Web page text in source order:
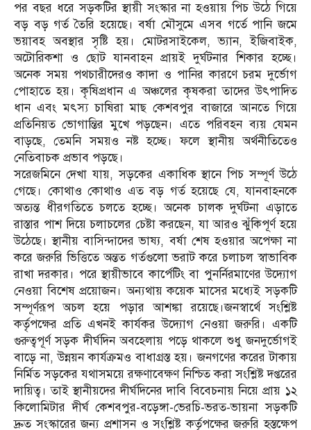
পর বছর ধরে সড়কটির স্থায়ী সংস্কার না হওয়ায় পিচ উঠে গিয়ে
বড় বড় গর্ত তৈরি হয়েছে। বর্ষা মৌসুমে এসব গর্তে পানি জমে
ভয়াবহ অবস্থার সৃষ্টি হয়। মোটরসাইকেল, ভ্যান, ইজিবাইক,
অটোরিকশা ও ছোট যানবাহন প্রায়ই দুর্ঘটনার শিকার হচ্ছে।
অনেক সময় পথচারীদেরও কাদা ও পানির কারণে চরম দুর্ভোগ
পোহাতে হয়। কৃষিপ্রধান এ অঞ্চলের কৃষকরা তাদের উৎপাদিত
ধান এবং মৎস্য চাষিরা মাছ কেশবপুর বাজারে আনতে গিয়ে
প্রতিনিয়ত ভোগান্তির মুখে পড়ছেন। এতে পরিবহন ব্যয় যেমন
বাড়ছে, তেমনি সময়ও নষ্ট হচ্ছে। ফলে স্থানীয় অর্থনীতিতেও
নেতিবাচক প্রভাব পড়ছে।
সরেজমিনে দেখা যায়, সড়কের একাধিক স্থানে পিচ সম্পূর্ণ উঠে
গেছে। কোথাও কোথাও এত বড় গর্ত হয়েছে যে, যানবাহনকে
অত্যন্ত ধীরগতিতে চলতে হচ্ছে। অনেক চালক দুর্ঘটনা এড়াতে
রাস্তার পাশ দিয়ে চলাচলের চেষ্টা করছেন, যা আরও ঝুঁকিপূর্ণ হয়ে
উঠেছে। স্থানীয় বাসিন্দাদের ভাষ্য, বর্ষা শেষ হওয়ার অপেক্ষা না
করে জরুরি ভিত্তিতে অন্তত গর্তগুলো ভরাট করে চলাচল স্বাভাবিক
রাখা দরকার। পরে স্থায়ীভাবে কার্পেটিং বা পুনর্নিরমাণের উদ্যোগ
নেওয়া বিশেষ প্রয়োজন। অন্যথায় কয়েক মাসের মধ্যেই সড়কটি
সম্পূর্ণরূপ অচল হয়ে পড়ার আশঙ্কা রয়েছে।জনস্বার্থে সংশ্লিষ্ট
কর্তৃপক্ষের প্রতি এখনই কার্যকর উদ্যোগ নেওয়া জরুরি। একটি
গুরুত্বপূর্ণ সড়ক দীর্ঘদিন অবহেলায় পড়ে থাকলে শুধু জনদুর্ভোগই
বাড়ে না, উন্নয়ন কার্যক্রমও বাধাগ্রস্ত হয়। জনগণের করের টাকায়
নির্মিত সড়কের যথাসময়ে রক্ষণাবেক্ষণ নিশ্চিত করা সংশ্লিষ্ট দপ্তরের
দায়িত্ব। তাই স্থানীয়দের দীর্ঘদিনের দাবি বিবেচনায় নিয়ে প্রায় ১২
কিলোমিটার দীর্ঘ কেশবপুর-বড়েঙ্গা-ভেরচি-ভরত-ভায়না সড়কটি
দ্রুত সংস্কারের জন্য প্রশাসন ও সংশ্লিষ্ট কর্তৃপক্ষের জরুরি হস্তক্ষেপ